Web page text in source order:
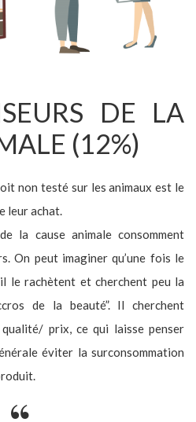
DE LA
(12%)
non testé sur les animaux est le
leur achat.
la cause animale consomment
On peut imaginer qu’une fois le
le rachètent et cherchent peu la
de la beauté”. Il cherchent
prix, ce qui laisse penser
éviter la surconsommation